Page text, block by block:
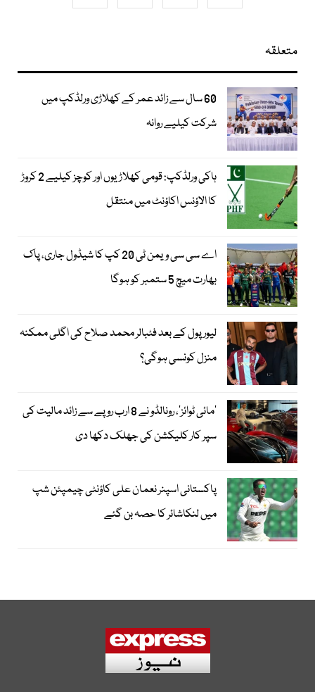
متعلقہ
60 سال سے زائد عمر کے کھلاڑی ورلڈکپ میں
شرکت کیلیے روانہ
ہاکی ورلڈکپ: قومی کھلاڑیوں اور کوچز کیلیے 2 کروڑ
کا الاؤنس اکاؤنٹ میں منتقل
اے سی سی ویمن ٹی 20 کپ کا شیڈول جاری، پاک
بھارت میچ 5 ستمبر کو ہوگا
لیور پول کے بعد فٹبالر محمد صلاح کی اگلی ممکنہ
منزل کونسی ہوگی؟
’مائی ٹوائز‘، رونالڈو نے 8 ارب روپے سے زائد مالیت کی
سپر کار کلیکشن کی جھلک دکھا دی
پاکستانی اسپنر نعمان علی کاؤنٹی چیمپئن شپ
میں لنکاشائر کا حصہ بن گئے